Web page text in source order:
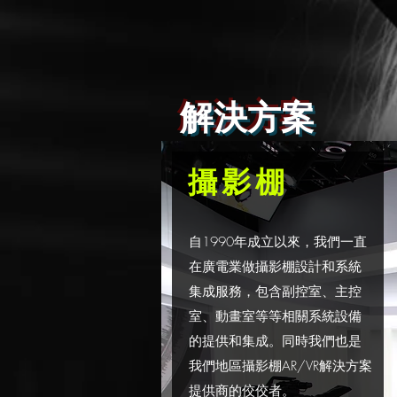
解決方案
​攝影棚
自1990年成立以來，我們一直
在廣電業做攝影棚設計和系統
集成服務，包含副控室、主控
室、動畫室等等相關系統設備
的提供和集成。同時我們也是
我們地區攝影棚AR/VR解決方案
提供商的佼佼者。